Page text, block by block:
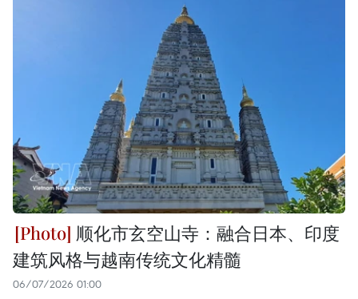
顺化市玄空山寺：融合日本、印度
建筑风格与越南传统文化精髓
06/07/2026 01:00